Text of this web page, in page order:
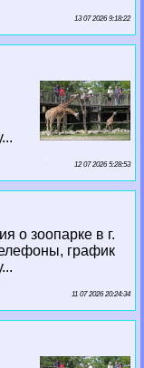
13 07 2026 9:18:22
12 07 2026 5:28:53
о зоопарке в г.
график
11 07 2026 20:24:34